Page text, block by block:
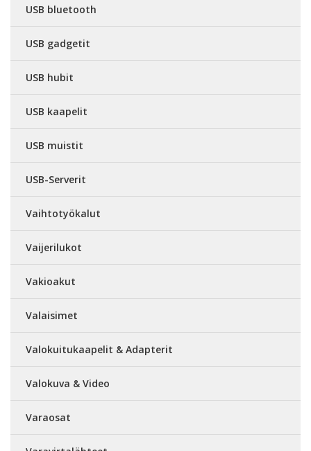
USB bluetooth
USB gadgetit
USB hubit
USB kaapelit
USB muistit
USB-Serverit
Vaihtotyökalut
Vaijerilukot
Vakioakut
Valaisimet
Valokuitukaapelit & Adapterit
Valokuva & Video
Varaosat